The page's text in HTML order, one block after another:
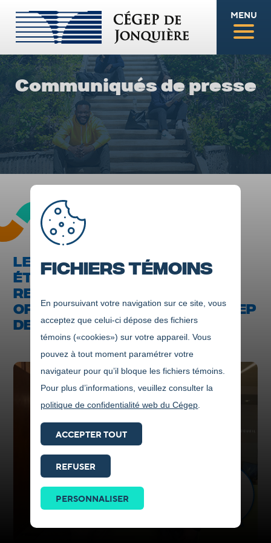
Fichiers témoins
En poursuivant votre navigation sur ce site, vous
acceptez que celui-ci dépose des fichiers
témoins («cookies») sur votre appareil. Vous
pouvez à tout moment paramétrer votre
navigateur pour qu’il bloque les fichiers témoins.
Pour plus d’informations, veuillez consulter la
politique de confidentialité web du Cégep
ACCEPTER TOUT
REFUSER
PERSONNALISER
MENU
Communiqués de presse
LE PROGRAMME GESTION D'UN
ÉTABLISSEMENT DE
RESTAURATION MAINTENANT
OFFERT ENTIÈREMENT AU CÉGEP
DE JONQUIÈRE